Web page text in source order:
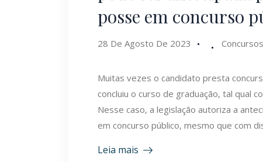
posse em concurso
28 De Agosto De 2023
Muitas vezes o candidato presta
concluiu o curso de graduação, tal qual
Nesse caso, a legislação autoriza a
em concurso público, mesmo que com
Leia mais